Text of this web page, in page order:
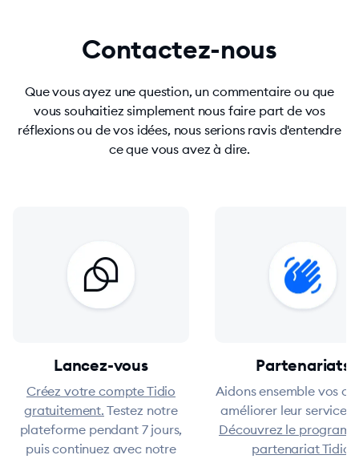
Contactez-nous
Que vous ayez une question, un commentaire ou que
vous souhaitiez simplement nous faire part de vos
réflexions ou de vos idées, nous serions ravis d'entendre
ce que vous avez à dire.
Lancez-vous
Créez votre compte Tidio
gratuitement. Testez notre
plateforme pendant 7 jours,
puis continuez avec notre
Partenariats
Aidons ensemble vos
améliorer leur service
Découvrez le
partenariat Tidio.